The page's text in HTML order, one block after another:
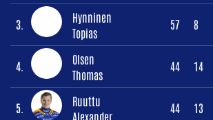
3.
Hynninen
Topias
57 8
4.
Olsen
Thomas
44 14
5.
Ruuttu
Alexander
44 13